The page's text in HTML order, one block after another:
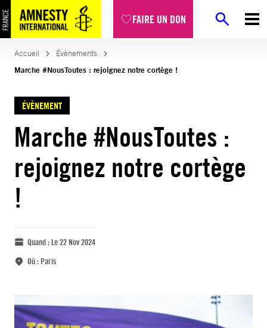
FAIRE UN DON
Accueil
Évènements
Marche #NousToutes : rejoignez notre cortège !
ÉVÈNEMENT
Marche #NousToutes :
rejoignez notre cortège
!
Quand :Le 22 Nov 2024
Où :Paris